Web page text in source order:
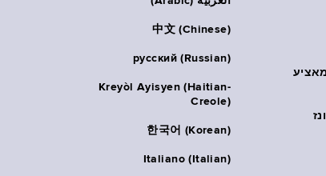
中文 (Chinese)
русский (Russian)
Kreyòl Ayisyen (Haitian-
Creole)
한국어 (Korean)
Italiano (Italian)